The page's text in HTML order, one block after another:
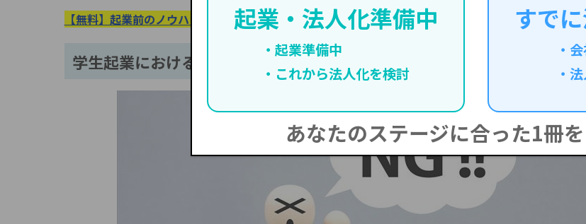
【無料】起業前のノウハウをまとめた『創業手帳0』をプレゼント
学生起業における6つの失敗事例
起業・法人化準備中
起業準備中
これから法人化を検討
すで
あなたのステージに合った1冊